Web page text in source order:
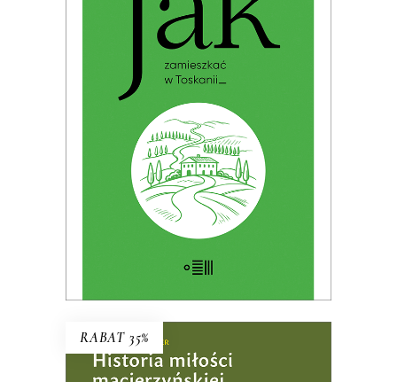
E-BOOK DO KOSZYKA
JAK ZAMIESZKAĆ W TOSKANII
Premiera: 19 maja 2026
zł 32.49
KSIĄŻKA DO KOSZYKA
RABAT 35%